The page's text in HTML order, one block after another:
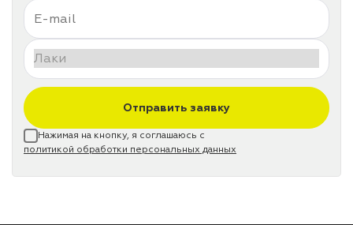
Отправить заявку
Нажимая на кнопку, я соглашаюсь с
политикой обработки персональных данных